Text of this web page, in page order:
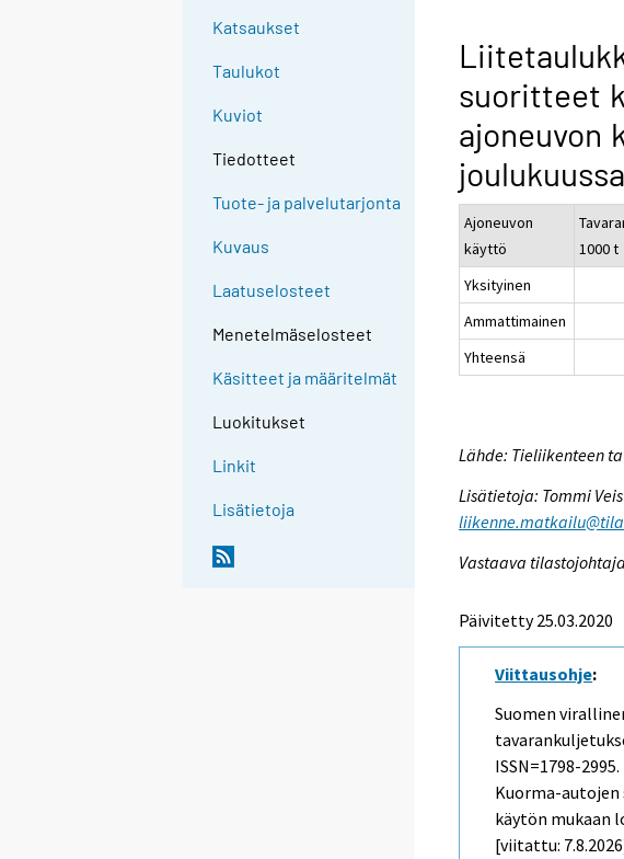
Katsaukset
Taulukot
Kuviot
Tiedotteet
Tuote- ja palvelutarjonta
Kuvaus
Laatuselosteet
Menetelmäselosteet
Käsitteet ja määritelmät
Luokitukset
Linkit
Lisätietoja
suoritteet
ajoneuvon
Ajoneuvon
käyttö
1000 t
Yksityinen
Ammattimainen
Yhteensä
Lähde: Tieliikenteen
Lisätietoja: Tommi
Vastaava
Päivitetty 25.03.2020
Viittausohje:
Suomen
ISSN=1798-2995.
Kuorma-
käytön mukaan
[viitattu: